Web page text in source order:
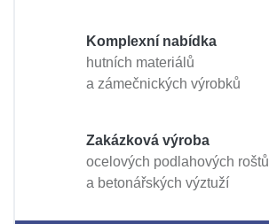
Komplexní nabídka
hutních materiálů
a zámečnických výrobků
Zakázková výroba
ocelových podlahových roštů
a betonářských výztuží